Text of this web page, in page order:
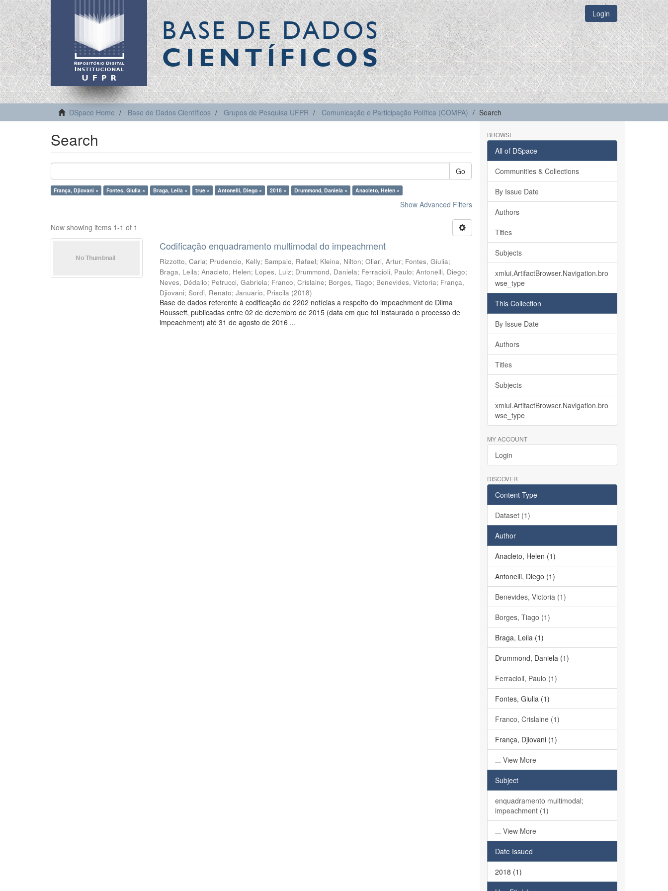
BASE DE DADOS
CIENTÍFICOS
Login
DSpace Home Base de Dados Científicos Grupos de Pesquisa UFPR Comunicação e Participação Política (COMPA) Search
Search
Go
França, Djiovani × Fontes, Giulia × Braga, Leila × true × Antonelli, Diego × 2018 × Drummond, Daniela × Anacleto, Helen ×
Show Advanced Filters
Now showing items 1-1 of 1
Codificação enquadramento multimodal do impeachment
Rizzotto, Carla; Prudencio, Kelly;Sampaio, Rafael; Kleina, Nilton;Oliari, Artur; Fontes, Giulia;
Braga, Leila;Anacleto, Helen; Lopes, Luiz; Drummond, Daniela; Ferracioli, Paulo;Antonelli, Diego;
Neves, Dédallo; Petrucci, Gabriela; Franco, Crislaine; Borges, Tiago; Benevides, Victoria; França,
Djiovani;Sordi, Renato;Januario, Priscila (2018)
Base de dados referente à codificação de 2202 notícias a respeito do impeachment de Dilma
Rousseff, publicadas entre 02 de dezembro de 2015 (data em que foi instaurado o processo de
impeachment) até 31 de agosto de 2016 ...
BROWSE
All of DSpace
Communities & Collections
By Issue Date
Authors
Titles
Subjects
xmlui.ArtifactBrowser.Navigation.bro
wse_type
This Collection
By Issue Date
Authors
Titles
Subjects
xmlui.ArtifactBrowser.Navigation.bro
wse_type
MY ACCOUNT
Login
DISCOVER
Content Type
Dataset (1)
Author
Anacleto, Helen (1)
Antonelli, Diego (1)
Benevides, Victoria (1)
Borges, Tiago (1)
Braga, Leila (1)
Drummond, Daniela (1)
Ferracioli, Paulo (1)
Fontes, Giulia (1)
Franco, Crislaine (1)
França, Djiovani (1)
... View More
Subject
enquadramento multimodal;
impeachment (1)
... View More
Date Issued
2018 (1)